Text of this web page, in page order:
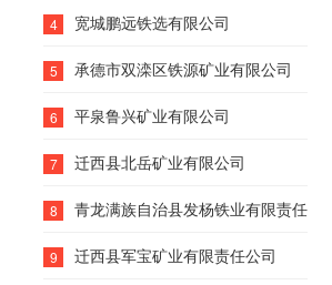
4 宽城鹏远铁选有限公司
5 承德市双滦区铁源矿业有限公司
6 平泉鲁兴矿业有限公司
7 迁西县北岳矿业有限公司
8 青龙满族自治县发杨铁业有限责任公
9 迁西县军宝矿业有限责任公司